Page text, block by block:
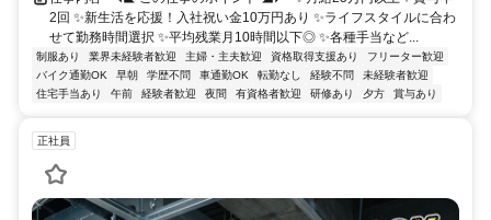
2回 ✨新生活を応援！入社祝い金10万円あり ✨ライフスタイルに合わ
せて勤務時間選択 ✨平均残業月10時間以下◎ ✨各種手当など...
制服あり 業界未経験者歓迎 主婦・主夫歓迎 資格取得支援あり
フリーター歓迎
バイク通勤OK
早朝 学歴不問 車通勤OK 転勤なし 経験不問
未経験者歓迎
住宅手当あり
午前 経験者歓迎 夜間 有資格者歓迎 研修あり 夕方 賞与あり
正社員